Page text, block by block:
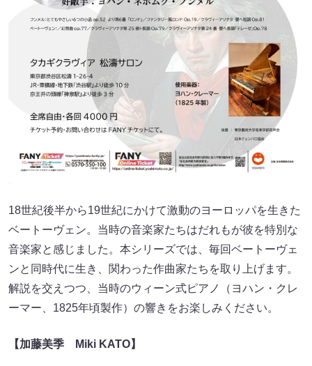
18世紀後半から19世紀にかけて激動のヨーロッパを生きた
ベートーヴェン。当時の音楽家たちはだれもが彼を特別な
音楽家と感じました。本シリーズでは、毎回ベートーヴェ
ンと同時代に生き、関わった作曲家たちを取り上げます。
解説を交えつつ、当時のウィーン式ピアノ（ヨハン・クレ
ーマー、1825年頃製作）の響きをお楽しみください。
【加藤美季 Miki KATO】